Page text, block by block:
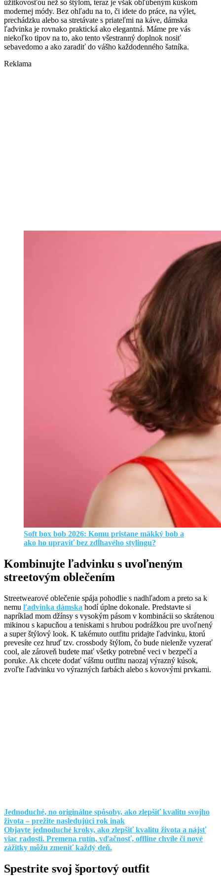
úžitkovosťou než so štýlom, teraz je však obľúbeným kúskom
modernej módy. Bez ohľadu na to, či idete do práce, na výlet,
prechádzku alebo sa stretávate s priateľmi na káve, dámska
ľadvinka je rovnako praktická ako elegantná. Máme pre vás
niekoľko tipov na to, ako tento všestranný doplnok nosiť
sebavedomo a ako zaradiť do vášho každodenného šatníka.
Reklama
Soft box bob 2026: Komu pristane mäkký bob a
ako ho upraviť bez zdĺhavého stylingu?
Kombinujte ľadvinku s uvoľneným
streetovým oblečením
Streetwearové oblečenie spája pohodlie s nadhľadom a preto sa k
nemu ľadvinka dámska hodí úplne dokonale. Predstavte si
napríklad mom džínsy s vysokým pásom v kombinácii so skrátenou
mikinou s kapucňou a teniskami s hrubou podrážkou pre uvoľnený
a super štýlový look. K takémuto outfitu pridajte ľadvinku, ktorú
prevesíte cez hruď tzv. crossbody štýlom, čo bude nielenže vyzerať
cool, ale zároveň budete mať všetky potrebné veci v bezpečí a
poruke. Ak chcete dodať vášmu outfitu naozaj výrazný kúsok,
zvoľte ľadvinku vo výrazných farbách alebo s kovovými prvkami.
Jednoduché, no originálne spôsoby, ako zlepšiť kvalitu svojho
života – prežite nasledujúci rok inak
Objavte jednoduché kroky, ako zlepšiť kvalitu života a nájsť
viac radosti. Premena rutín, vďačnosť, offline chvíle či nové
zážitky môžu zmeniť každý deň.
Spestrite svoj športový outfit